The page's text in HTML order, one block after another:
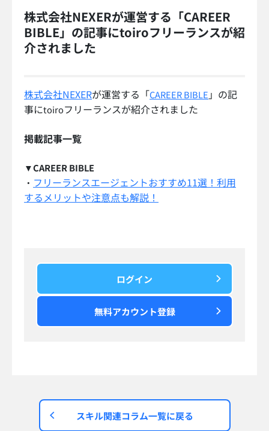
株式会社NEXERが運営する「CAREER
BIBLE」の記事にtoiroフリーランスが紹
介されました
株式会社NEXERが運営する「CAREER BIBLE 」の記
事にtoiroフリーランスが紹介されました
掲載記事一覧
▼CAREER BIBLE
・ フリーランスエージェントおすすめ11選！利用
するメリットや注意点も解説！
ログイン
無料アカウント登録
スキル関連コラム一覧に戻る